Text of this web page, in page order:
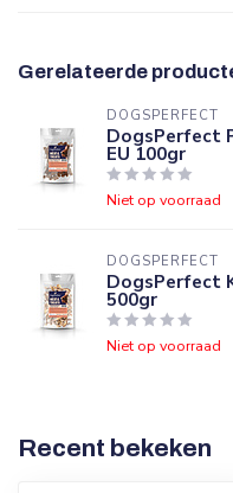
Gerelateerde
DOGSPERFECT
DogsPerfect
EU 100gr
Niet op voorraad
DOGSPERFECT
DogsPerfect
500gr
Niet op voorraad
Recent bekeken